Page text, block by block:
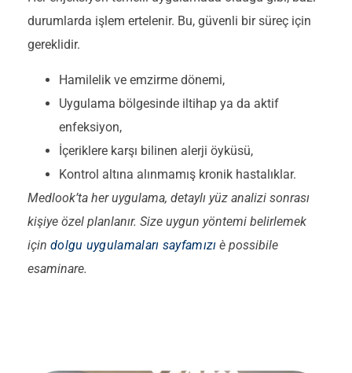
durumlarda işlem ertelenir. Bu, güvenli bir süreç için
gereklidir.
Hamilelik ve emzirme dönemi,
Uygulama bölgesinde iltihap ya da aktif
enfeksiyon,
İçeriklere karşı bilinen alerji öyküsü,
Kontrol altına alınmamış kronik hastalıklar.
Medlook’ta her uygulama, detaylı yüz analizi sonrası
kişiye özel planlanır. Size uygun yöntemi belirlemek
için dolgu uygulamaları sayfamızı è possibile
esaminare.